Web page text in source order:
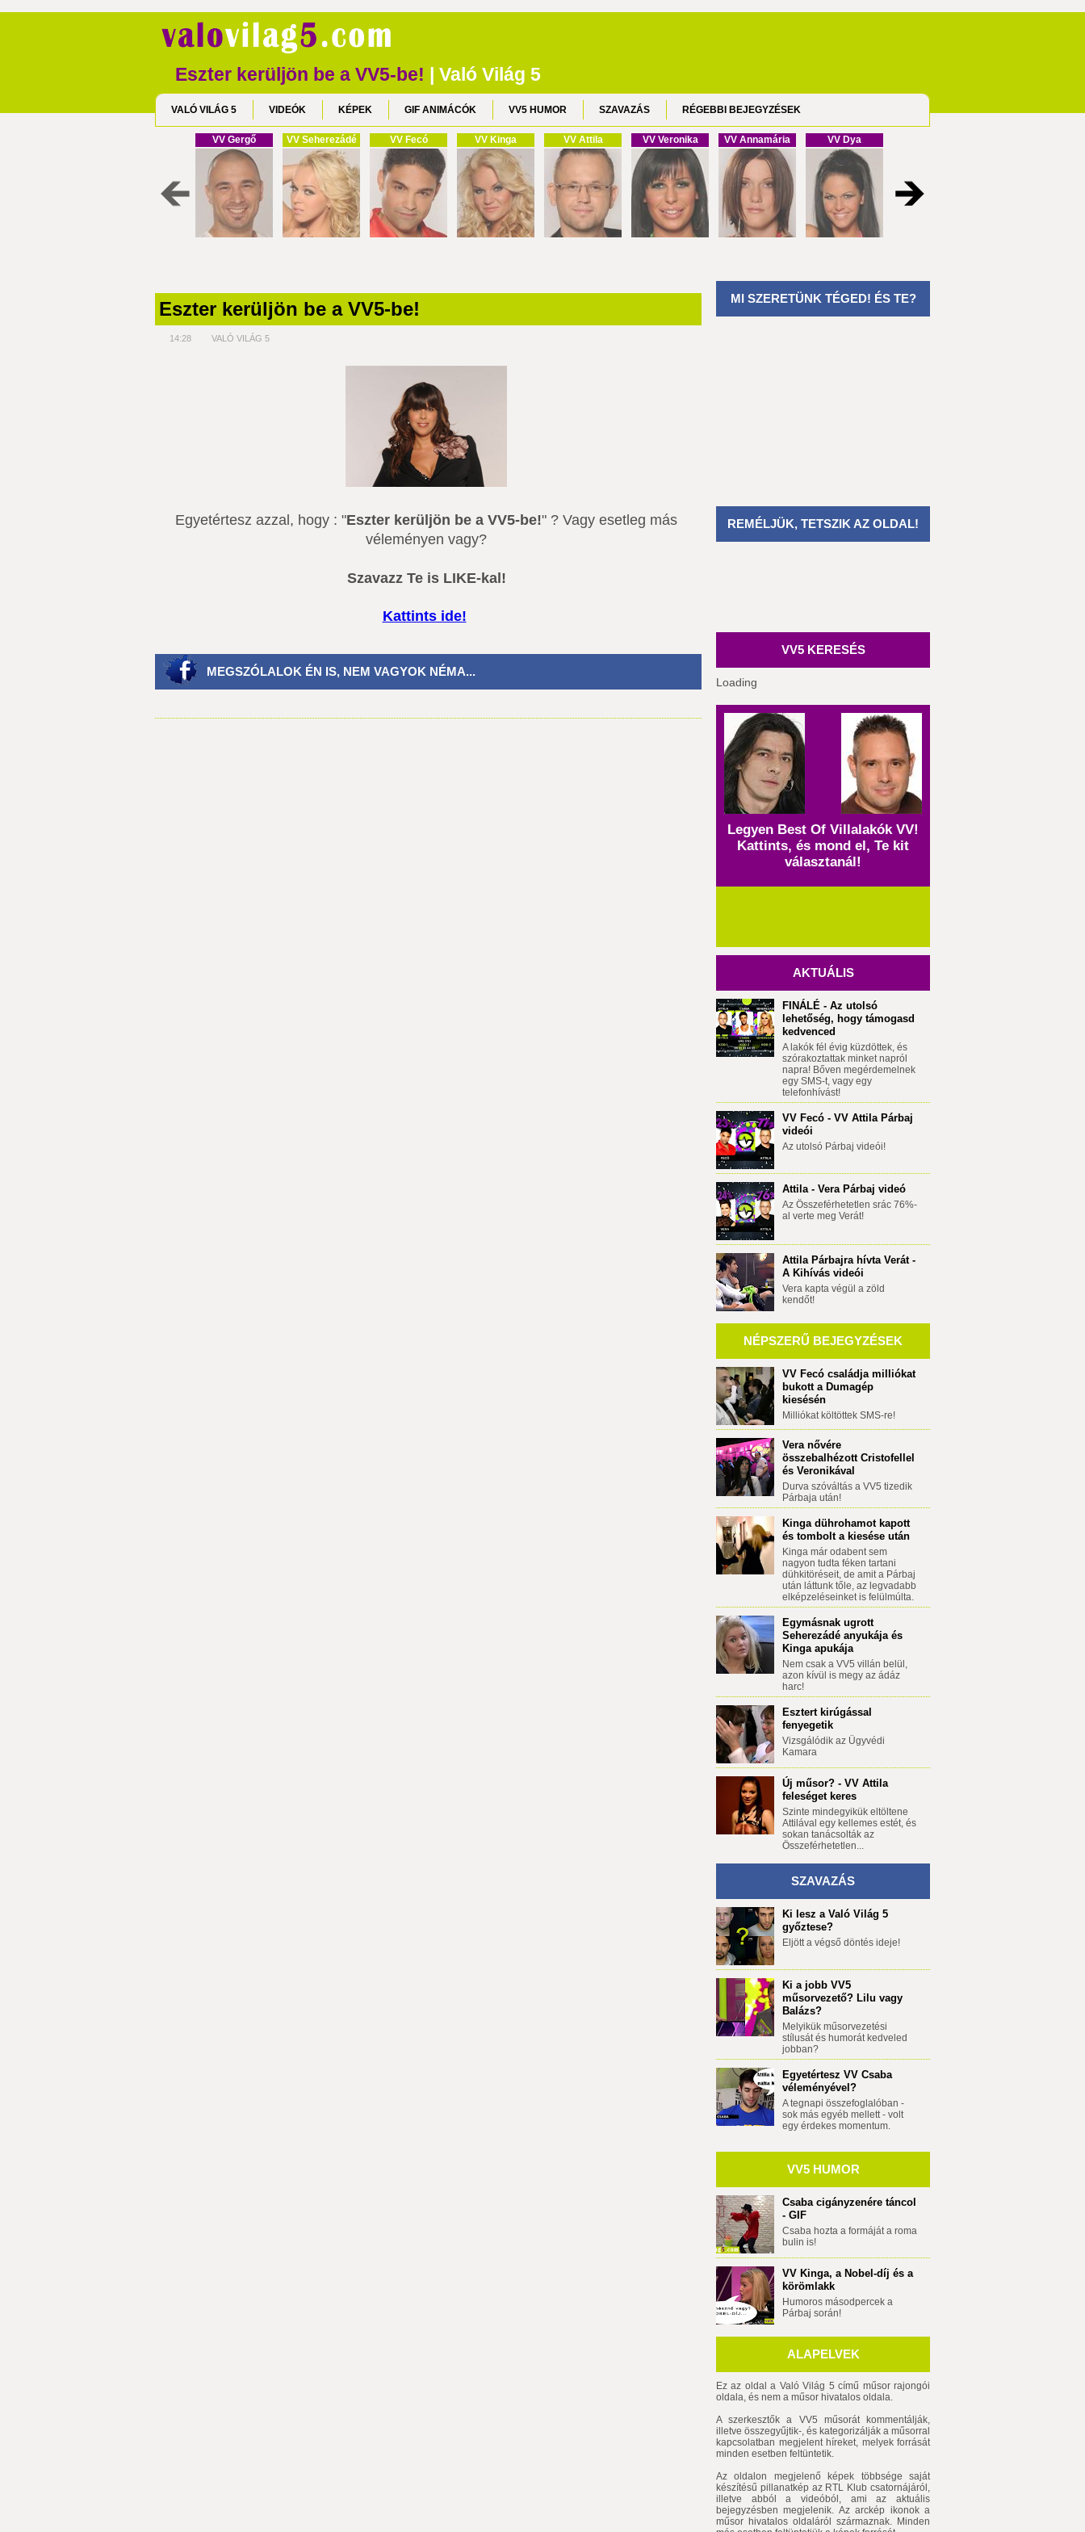
Eszter kerüljön be a VV5-be! | Való Világ 5
VALÓ VILÁG 5 VIDEÓK KÉPEK GIF ANIMÁCÓK VV5 HUMOR SZAVAZÁS RÉGEBBI BEJEGYZÉSEK
VV Gergő VV Seherezádé VV Fecó VV Kinga VV Attila VV Veronika VV Annamária VV Dya
Eszter kerüljön be a VV5-be!
14:28 VALÓ VILÁG 5
Egyetértesz azzal, hogy : "Eszter kerüljön be a VV5-be!" ? Vagy esetleg más
véleményen vagy?
Szavazz Te is LIKE-kal!
Kattints ide!
MEGSZÓLALOK ÉN IS, NEM VAGYOK NÉMA...
MI SZERETÜNK TÉGED! ÉS TE?
REMÉLJÜK, TETSZIK AZ OLDAL!
VV5 KERESÉS
Loading
Legyen Best Of Villalakók VV!
Kattints, és mond el, Te kit
választanál!
AKTUÁLIS
FINÁLÉ - Az utolsó
lehetőség, hogy támogasd
kedvenced
A lakók fél évig küzdöttek, és
szórakoztattak minket napról
napra! Bőven megérdemelnek
egy SMS-t, vagy egy
telefonhívást!
VV Fecó - VV Attila Párbaj
videói
Az utolsó Párbaj videói!
Attila - Vera Párbaj videó
Az Összeférhetetlen srác 76%-
al verte meg Verát!
Attila Párbajra hívta Verát -
A Kihívás videói
Vera kapta végül a zöld
kendőt!
NÉPSZERŰ BEJEGYZÉSEK
VV Fecó családja milliókat
bukott a Dumagép
kiesésén
Milliókat költöttek SMS-re!
Vera nővére
összebalhézott Cristofellel
és Veronikával
Durva szóváltás a VV5 tizedik
Párbaja után!
Kinga dührohamot kapott
és tombolt a kiesése után
Kinga már odabent sem
nagyon tudta féken tartani
dühkitöréseit, de amit a Párbaj
után láttunk tőle, az legvadabb
elképzeléseinket is felülmúlta.
Egymásnak ugrott
Seherezádé anyukája és
Kinga apukája
Nem csak a VV5 villán belül,
azon kívül is megy az ádáz
harc!
Esztert kirúgással
fenyegetik
Vizsgálódik az Ügyvédi
Kamara
Új műsor? - VV Attila
feleséget keres
Szinte mindegyikük eltöltene
Attilával egy kellemes estét, és
sokan tanácsolták az
Összeférhetetlen...
SZAVAZÁS
Ki lesz a Való Világ 5
győztese?
Eljött a végső döntés ideje!
Ki a jobb VV5
műsorvezető? Lilu vagy
Balázs?
Melyikük műsorvezetési
stílusát és humorát kedveled
jobban?
Egyetértesz VV Csaba
véleményével?
A tegnapi összefoglalóban -
sok más egyéb mellett - volt
egy érdekes momentum.
VV5 HUMOR
Csaba cigányzenére táncol
- GIF
Csaba hozta a formáját a roma
bulin is!
VV Kinga, a Nobel-díj és a
körömlakk
Humoros másodpercek a
Párbaj során!
ALAPELVEK
Ez az oldal a Való Világ 5 című műsor rajongói
oldala, és nem a műsor hivatalos oldala.
A szerkesztők a VV5 műsorát kommentálják,
illetve összegyűjtik-, és kategorizálják a műsorral
kapcsolatban megjelent híreket, melyek forrását
minden esetben feltüntetik.
Az oldalon megjelenő képek többsége saját
készítésű pillanatkép az RTL Klub csatornájáról,
illetve abból a videóból, ami az aktuális
bejegyzésben megjelenik. Az arckép ikonok a
műsor hivatalos oldaláról származnak. Minden